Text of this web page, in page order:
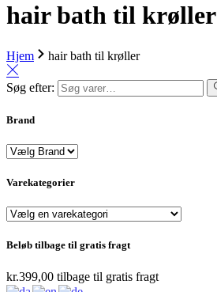
hair bath til krøller
Hjem hair bath til krøller
Søg efter:
Brand
Varekategorier
Beløb tilbage til gratis fragt
kr.399,00 tilbage til gratis fragt